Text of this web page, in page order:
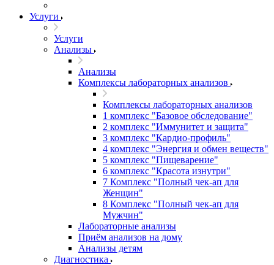
Услуги
Услуги
Анализы
Анализы
Комплексы лабораторных анализов
Комплексы лабораторных анализов
1 комплекс "Базовое обследование"
2 комплекс "Иммунитет и защита"
3 комплекс "Кардио-профиль"
4 комплекс "Энергия и обмен веществ"
5 комплекс "Пищеварение"
6 комплекс "Красота изнутри"
7 Комплекс "Полный чек-ап для
Женщин"
8 Комплекс "Полный чек-ап для
Мужчин"
Лабораторные анализы
Приём анализов на дому
Анализы детям
Диагностика